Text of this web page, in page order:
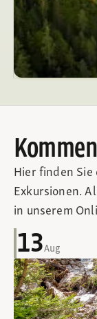
Hier finden
Exkursionen.
in unserem
13Aug